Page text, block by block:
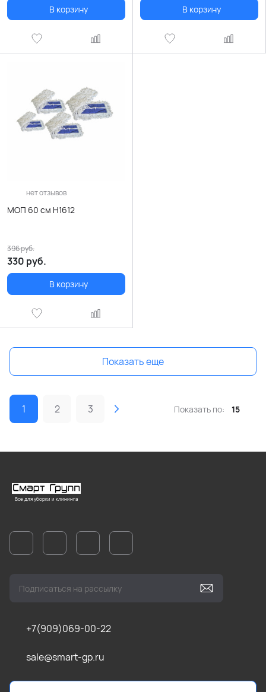
В корзину В корзину
нет отзывов
МОП 60 см H1612
330 руб.
396руб.
В корзину
Показать еще
1 2 3 Показать по: 15
Все для уборки и клининга
+7(909)069-00-22
sale@smart-gp.ru
г. Челябинск, ул Каслинская, д. 1, оф. 201 (1 этаж)